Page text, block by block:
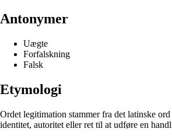
Antonymer
Uægte
Forfalskning
Falsk
Etymologi
Ordet legitimation stammer fra det latinske
identitet, autoritet eller ret til at udføre en